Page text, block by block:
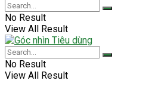
No Result
View All Result
No Result
View All Result